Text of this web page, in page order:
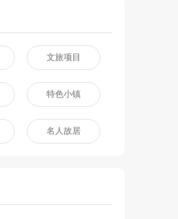
文旅项目
特色小镇
名人故居